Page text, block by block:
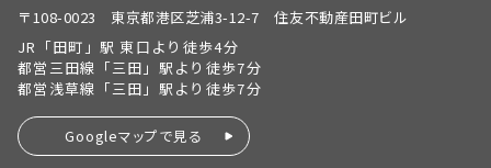
〒108-0023 東京都港区芝浦3-12-7 住友不動産田町ビル
JR「田町」駅 東口より徒歩4分
都営三田線「三田」駅より徒歩7分
都営浅草線「三田」駅より徒歩7分
Googleマップで見る